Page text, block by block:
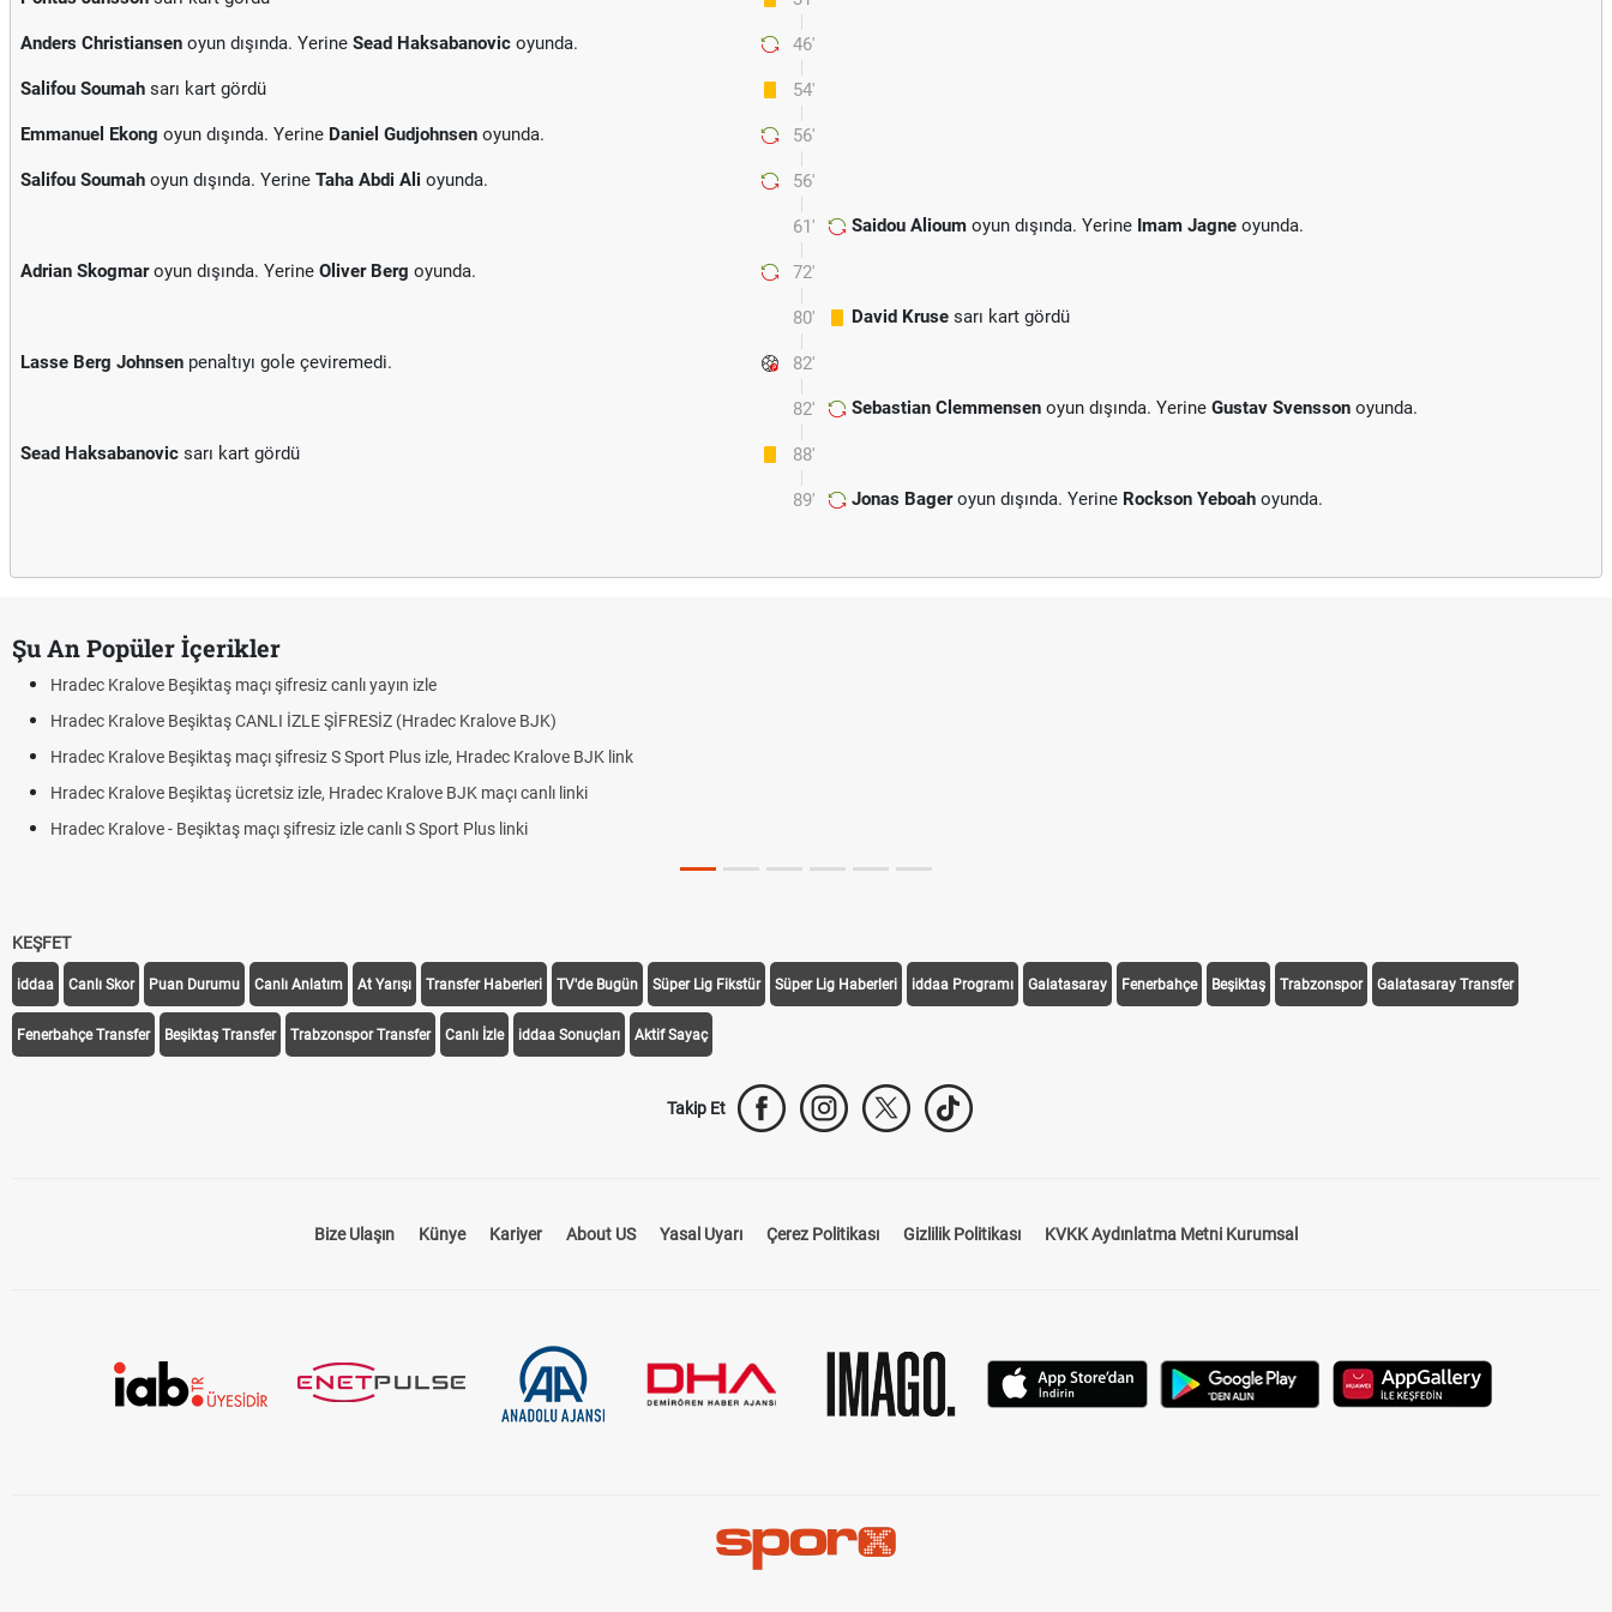
46'
Anders Christiansen oyun dışında. Yerine Sead Haksabanovic oyunda.
54'
Salifou Soumah sarı kart gördü
56'
Emmanuel Ekong oyun dışında. Yerine Daniel Gudjohnsen oyunda.
56'
Salifou Soumah oyun dışında. Yerine Taha Abdi Ali oyunda.
61' Saidou Alioum oyun dışında. Yerine Imam Jagne oyunda.
72'
Adrian Skogmaroyun dışında. Yerine Oliver Berg oyunda.
80' David Kruse sarı kart gördü
82'
Lasse Berg Johnsen penaltıyı gole çeviremedi.
82' Sebastian Clemmensen oyun dışında. Yerine Gustav Svensson oyunda.
88'
Sead Haksabanovic sarı kart gördü
89' Jonas Bageroyun dışında. Yerine Rockson Yeboah oyunda.
Şu An Popüler İçerikler
Hradec Kralove Beşiktaş maçı şifresiz canlı yayın izle
Hradec Kralove Beşiktaş CANLI İZLE ŞİFRESİZ (Hradec Kralove BJK)
Hradec Kralove Beşiktaş maçı şifresiz S Sport Plus izle, Hradec Kralove BJK link
Hradec Kralove Beşiktaş ücretsiz izle, Hradec Kralove BJK maçı canlı linki
Hradec Kralove - Beşiktaş maçı şifresiz izle canlı S Sport Plus linki
KEŞFET
iddaa Canlı Skor Puan Durumu Canlı Anlatım At Yarışı Transfer Haberleri TV'de Bugün Süper Lig Fikstür Süper Lig Haberleri iddaa Programı Galatasaray Fenerbahçe Beşiktaş Trabzonspor Galatasaray Transfer
Fenerbahçe Transfer Beşiktaş Transfer Trabzonspor Transfer Canlı İzle iddaa Sonuçları Aktif Sayaç
Takip Et
Bize Ulaşın Künye Kariyer About US Yasal Uyarı Çerez Politikası Gizlilik Politikası KVKK Aydınlatma Metni Kurumsal